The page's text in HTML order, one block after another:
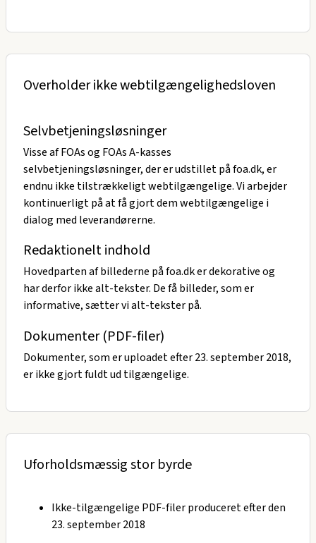
Overholder ikke webtilgængelighedsloven
Selvbetjeningsløsninger
Visse af FOAs og FOAs A-kasses
selvbetjeningsløsninger, der er udstillet på foa.dk, er
endnu ikke tilstrækkeligt webtilgængelige. Vi arbejder
kontinuerligt på at få gjort dem webtilgængelige i
dialog med leverandørerne.
Redaktionelt indhold
Hovedparten af billederne på foa.dk er dekorative og
har derfor ikke alt-tekster. De få billeder, som er
informative, sætter vi alt-tekster på.
Dokumenter (PDF-filer)
Dokumenter, som er uploadet efter 23. september 2018,
er ikke gjort fuldt ud tilgængelige.
Uforholdsmæssig stor byrde
Ikke-tilgængelige PDF-filer produceret efter den
23. september 2018